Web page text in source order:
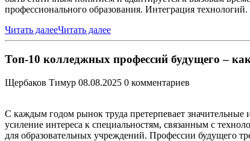
профессионального образования. Интеграция
Читать далееЧитать далее
Топ-10 колледжных профессий будущего –
Щербаков Тимур 08.08.2025 0 комментариев
С каждым годом рынок труда претерпевает
усиление интереса к специальностям, связанным с
для образовательных учреждений. Профессии будущего